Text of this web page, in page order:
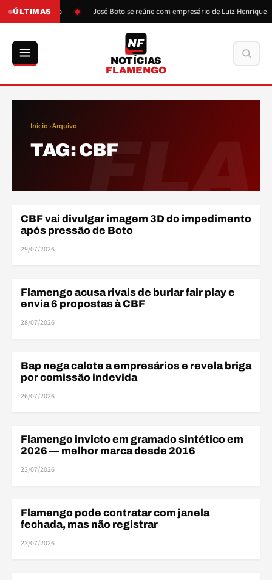
ÚLTIMAS
de Boto José Boto se reúne com empresário de Luiz Henrique
NF
NOTÍCIAS
FLAMENGO
FLA
Início › Arquivo
TAG:CBF
ARB
ARBITRAGEM
CBF vai divulgar imagem 3D do impedimento
após pressão de Boto
29/07/2026
FINANÇAS
Flamengo acusa rivais de burlar fair play e
envia 6 propostas à CBF
28/07/2026
FINANÇAS
Bap nega calote a empresários e revela briga
por comissão indevida
26/07/2026
BRASILEIRÃO
Flamengo invicto em gramado sintético em
2026 — melhor marca desde 2016
23/07/2026
ELENCO
Flamengo pode contratar com janela
fechada, mas não registrar
23/07/2026